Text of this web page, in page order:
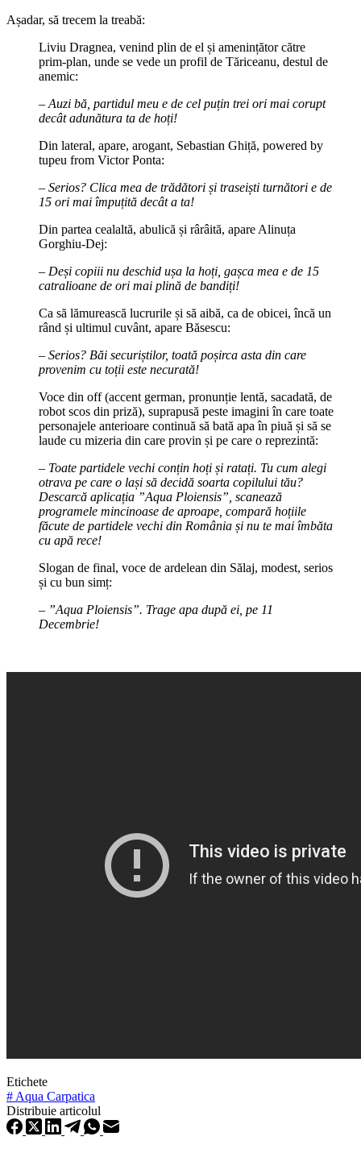
Așadar, să trecem la treabă:
Liviu Dragnea, venind plin de el și amenințător către
prim-plan, unde se vede un profil de Tăriceanu, destul de
anemic:
– Auzi bă, partidul meu e de cel puțin trei ori mai corupt
decât adunătura ta de hoți!
Din lateral, apare, arogant, Sebastian Ghiță, powered by
tupeu from Victor Ponta:
– Serios? Clica mea de trădători și traseiști turnători e de
15 ori mai împuțită decât a ta!
Din partea cealaltă, abulică și rârâită, apare Alinuța
Gorghiu-Dej:
– Deși copiii nu deschid ușa la hoți, gașca mea e de 15
catralioane de ori mai plină de bandiți!
Ca să lămurească lucrurile și să aibă, ca de obicei, încă un
rând și ultimul cuvânt, apare Băsescu:
– Serios? Băi securiștilor, toată poșirca asta din care
provenim cu toții este necurată!
Voce din off (accent german, pronunție lentă, sacadată, de
robot scos din priză), suprapusă peste imagini în care toate
personajele anterioare continuă să bată apa în piuă și să se
laude cu mizeria din care provin și pe care o reprezintă:
– Toate partidele vechi conțin hoți și ratați. Tu cum alegi
otrava pe care o lași să decidă soarta copilului tău?
Descarcă aplicația ”Aqua Ploiensis”, scanează
programele mincinoase de aproape, compară hoțiile
făcute de partidele vechi din România și nu te mai îmbăta
cu apă rece!
Slogan de final, voce de ardelean din Sălaj, modest, serios
și cu bun simț:
– ”Aqua Ploiensis”. Trage apa după ei, pe 11
Decembrie!
Etichete
# Aqua Carpatica
Distribuie articolul